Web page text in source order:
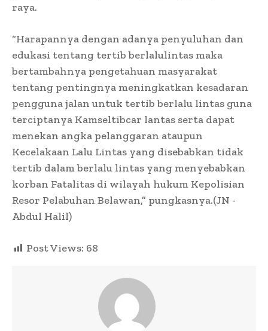
raya.
“Harapannya dengan adanya penyuluhan dan
edukasi tentang tertib berlalulintas maka
bertambahnya pengetahuan masyarakat
tentang pentingnya meningkatkan kesadaran
pengguna jalan untuk tertib berlalu lintas guna
terciptanya Kamseltibcar lantas serta dapat
menekan angka pelanggaran ataupun
Kecelakaan Lalu Lintas yang disebabkan tidak
tertib dalam berlalu lintas yang menyebabkan
korban Fatalitas di wilayah hukum Kepolisian
Resor Pelabuhan Belawan,” pungkasnya.(JN -
Abdul Halil)
Post Views: 68